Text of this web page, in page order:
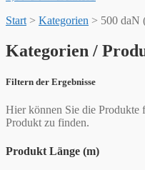
Start > Kategorien > 500 daN
Kategorien /
Filtern der Ergebnisse
Hier können Sie die Produkte
Produkt zu finden.
Produkt Länge (m)